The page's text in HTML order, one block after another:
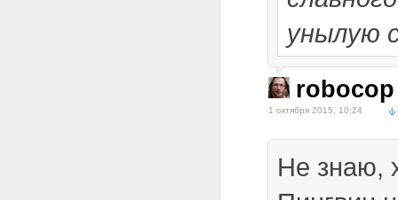
унылую
robocop
1 октября 2015, 10:24
Не знаю,